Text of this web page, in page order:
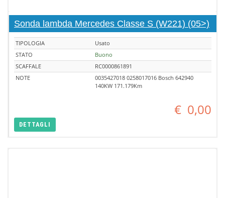
Sonda lambda Mercedes Classe S (W221) (05>)
TIPOLOGIA
Usato
STATO
Buono
SCAFFALE
RC0000861891
NOTE
0035427018 0258017016 Bosch 642940
140KW 171.179Km
€ 0,00
DETTAGLI